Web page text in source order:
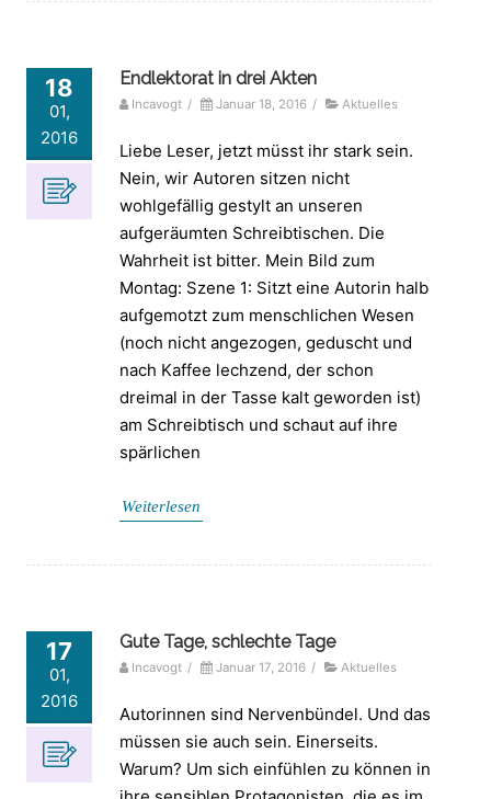
18
01,
2016
Endlektorat in drei Akten
Incavogt / Januar 18, 2016 / Aktuelles
Liebe Leser, jetzt müsst ihr stark sein.
Nein, wir Autoren sitzen nicht
wohlgefällig gestylt an unseren
aufgeräumten Schreibtischen. Die
Wahrheit ist bitter. Mein Bild zum
Montag: Szene 1: Sitzt eine Autorin halb
aufgemotzt zum menschlichen Wesen
(noch nicht angezogen, geduscht und
nach Kaffee lechzend, der schon
dreimal in der Tasse kalt geworden ist)
am Schreibtisch und schaut auf ihre
spärlichen
Weiterlesen
17
01,
2016
Gute Tage, schlechte Tage
Incavogt / Januar 17, 2016 / Aktuelles
Autorinnen sind Nervenbündel. Und das
müssen sie auch sein. Einerseits.
Warum? Um sich einfühlen zu können in